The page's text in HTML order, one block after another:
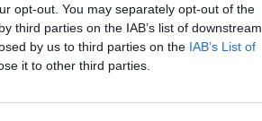
opt-out. You may separately opt-out of the
third parties on the IAB’s list of downstream
by us to third parties on the IAB’s List of
it to other third parties.
ζωή του Snoop Dogg θα